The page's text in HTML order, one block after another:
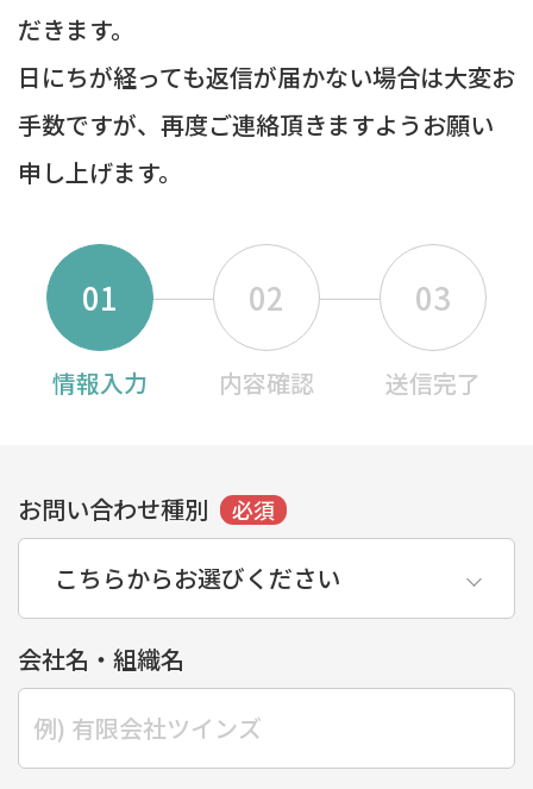
だきます。
日にちが経っても返信が届かない場合は大変お
手数ですが、再度ご連絡頂きますようお願い
申し上げます。
01
情報入力
02
内容確認
03
送信完了
お問い合わせ種別
会社名・組織名